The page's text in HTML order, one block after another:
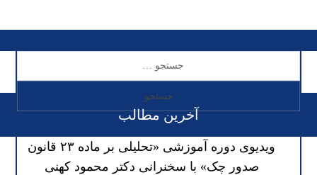
آخرین مطالب
ویدیوی دوره آموزشی «تحلیلی بر ماده ۲۳ قانون
صدور چک» با سخنرانی دکتر محمود کهنی